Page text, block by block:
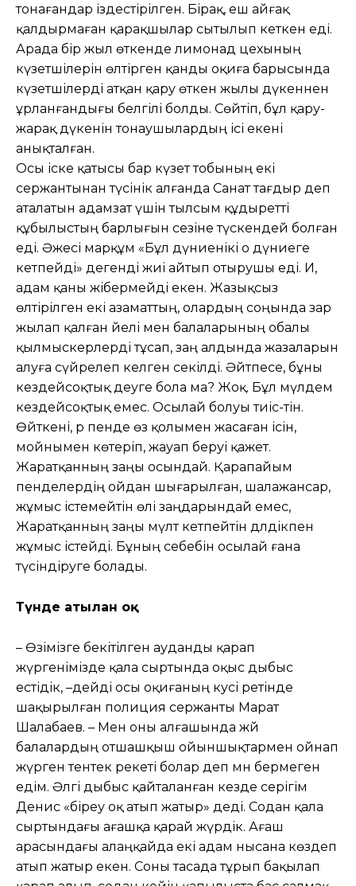
тонағандар іздестірілген. Бірақ, еш айғақ
қалдыр­маған қарақшылар сытылып кеткен еді.
Арада бір жыл өткенде лимонад цехының
күзетшілерін өлтірген қанды оқиға бары­сында
күзетшілерді атқан қару өткен жылы дүкеннен
ұрланғандығы белгілі болды. Сөйтіп, бұл қару-
жарақ дүкенін тонаушылардың ісі екені
анықталған.
Осы іске қатысы бар күзет тобының екі
сержантынан түсінік алғанда Санат тағдыр деп
аталатын адамзат үшін тылсым құдыретті
құбылыстың барлығын сезіне түскендей болған
еді. Әжесі марқұм «Бұл дүниенікі о дүниеге
кетпейді» дегенді жиі айтып отырушы еді. Иә,
адам қаны жібермейді екен. Жазықсыз
өлтірілген екі азаматтың, олардың соңында зар
жылап қалған әйелі мен балаларының обалы
қылмыскерлерді тұсап, заң алдында жазаларын
алуға сүйрелеп әкелген секілді. Әйтпесе, бұны
кездейсоқтық деуге бола ма? Жоқ. Бұл мүлдем
кездейсоқтық емес. Осылай болуы тиіс-тін.
Өйткені, әр пенде өз қолы­мен жасаған ісін,
мойнымен көтеріп, жауап беруі қажет.
Жаратқанның заңы осындай. Қарапайым
пенделердің ойдан шығарылған, шалажансар,
жұмыс істе­мейтін өлі заңдарындай емес,
Жарат­қанның заңы мүлт кетпейтін дәлдікпен
жұмыс істейді. Бұның себебін осылай ғана
түсіндіруге болады.
Түнде атылған оқ
– Өзімізге бекітілген ауданды қарап
жүргенімізде қала сыртында оқыс дыбыс
естідік, –дейді осы оқиғаның куәсі ретінде
шақырылған полиция сержанты Марат
Шалабаев. – Мен оны алғашында жәй
балалардың отшашқыш ойыншықтармен ойнап
жүрген тентек әрекеті болар деп мән бермеген
едім. Әлгі дыбыс қайталанған кезде серігім
Денис «біреу оқ атып жатыр» деді. Содан қала
сыртындағы ағашқа қарай жүрдік. Ағаш
арасындағы алаңқайда екі адам нысана көздеп
атып жатыр екен. Соны тасада тұрып бақылап